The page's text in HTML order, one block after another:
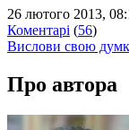
26 лютого 2013,
Коментарі (56)
Вислови свою
Про автора